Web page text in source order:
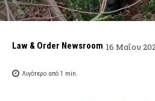
Law & Order Newsroom 16 Μαΐου
Λιγότερο από 1 min.